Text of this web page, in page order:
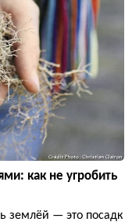
как не угробить
землёй — это посадк